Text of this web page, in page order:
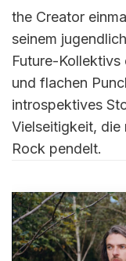
the Creator
seinem
Future-
und flachen
introspektives
Vielseitigkeit, die
Rock pendelt.